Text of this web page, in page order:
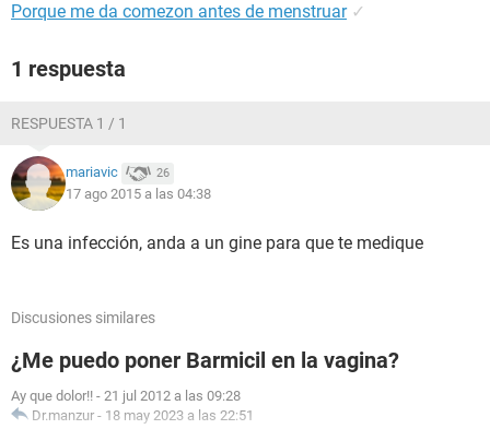
Porque me da comezon antes de menstruar ✓
1 respuesta
RESPUESTA 1 / 1
mariavic 26
17 ago 2015 a las 04:38
Es una infección, anda a un gine para que te medique
Discusiones similares
¿Me puedo poner Barmicil en la vagina?
Ay que dolor!! - 21 jul 2012 a las 09:28
Dr.manzur - 18 may 2023 a las 22:51